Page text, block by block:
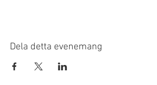
Dela detta evenemang